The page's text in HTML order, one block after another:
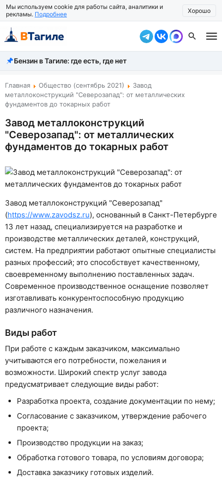
Мы используем cookie для работы сайта, аналитики и
рекламы. Подробнее Хорошо
Все новости
Происшествия
Город
Власть
Жизнь
Общество
Рассказать новость
Бензин в Тагиле: где есть, где нет
Главная Общество (сентябрь 2021)
Завод
металлоконструкций "Северозапад": от металлических
фундаментов до токарных работ
Завод металлоконструкций
"Северозапад": от металлических
фундаментов до токарных работ
Завод металлоконструкций "Северозапад"
(https://www.zavodsz.ru), основанный в Санкт-Петербурге
13 лет назад, специализируется на разработке и
производстве металлических деталей, конструкций,
систем. На предприятии работают опытные специалисты
разных профессий; это способствует качественному,
своевременному выполнению поставленных задач.
Современное производственное оснащение позволяет
изготавливать конкурентоспособную продукцию
различного назначения.
Виды работ
При работе с каждым заказчиком, максимально
учитываются его потребности, пожелания и
возможности. Широкий спектр услуг завода
предусматривает следующие виды работ:
Разработка проекта, создание документации по нему;
Согласование с заказчиком, утверждение рабочего
проекта;
Производство продукции на заказ;
Обработка готового товара, по условиям договора;
Доставка заказчику готовых изделий.